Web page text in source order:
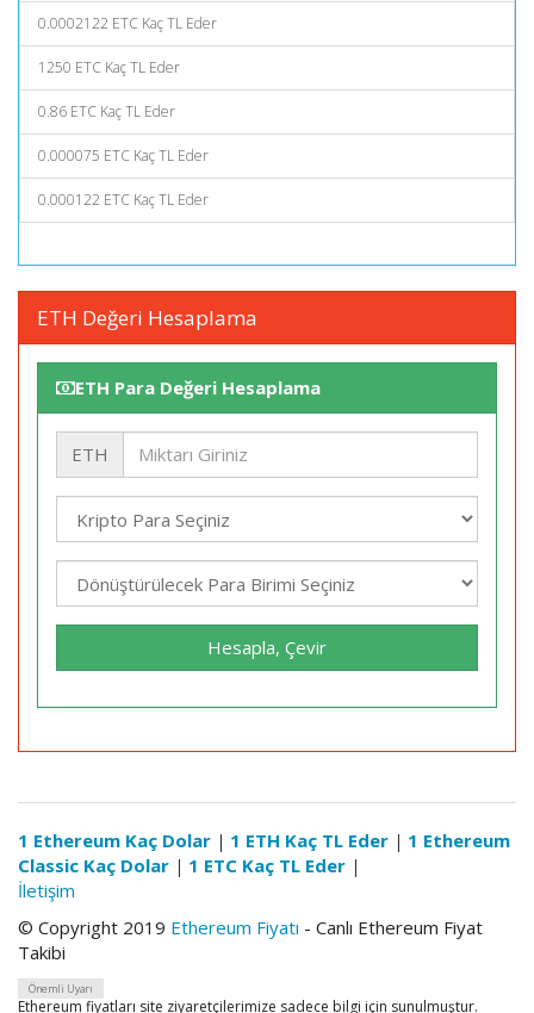
0.0002122 ETC Kaç TL Eder
1250 ETC Kaç TL Eder
0.86 ETC Kaç TL Eder
0.000075 ETC Kaç TL Eder
0.000122 ETC Kaç TL Eder
ETH Değeri Hesaplama
ETH Para Değeri Hesaplama
ETH
Hesapla, Çevir
1 Ethereum Kaç Dolar | 1 ETH Kaç TL Eder | 1 Ethereum
Classic Kaç Dolar | 1 ETC Kaç TL Eder |
İletişim
© Copyright 2019 Ethereum Fiyatı - Canlı Ethereum Fiyat
Takibi
Önemli Uyarı
Ethereum fiyatları site ziyaretçilerimize sadece bilgi için sunulmuştur.